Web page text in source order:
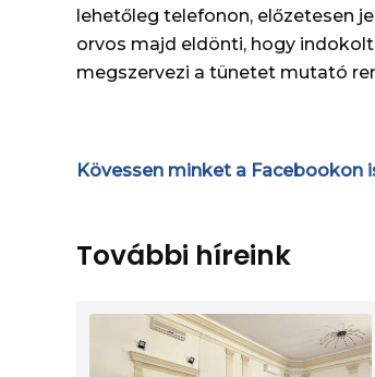
lehetőleg telefonon, előzetesen
orvos majd eldönti, hogy
megszervezi a tünetet mutató
Kövessen minket a Facebookon
További híreink